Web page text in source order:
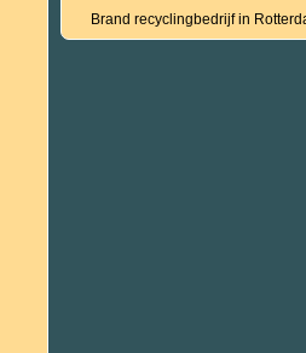
Brand recyclingbedrijf in